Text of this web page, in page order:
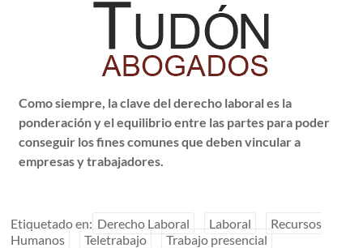
Como siempre, la clave del derecho laboral es la
ponderación y el equilibrio entre las partes para poder
conseguir los fines comunes que deben vincular a
empresas y trabajadores.
Etiquetado en: Derecho Laboral Laboral
Recursos
Humanos
Teletrabajo Trabajo presencial